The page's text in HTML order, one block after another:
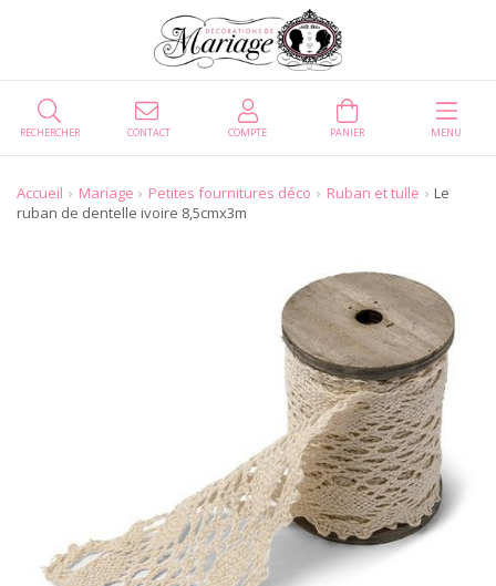
CONTACT
RECHERCHER COMPTE PANIER MENU
Accueil Mariage Petites fournitures déco Ruban et tulle
Le
ruban de dentelle ivoire 8,5cmx3m